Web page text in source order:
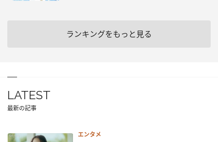
ランキングをもっと見る
LATEST
最新の記事
エンタメ